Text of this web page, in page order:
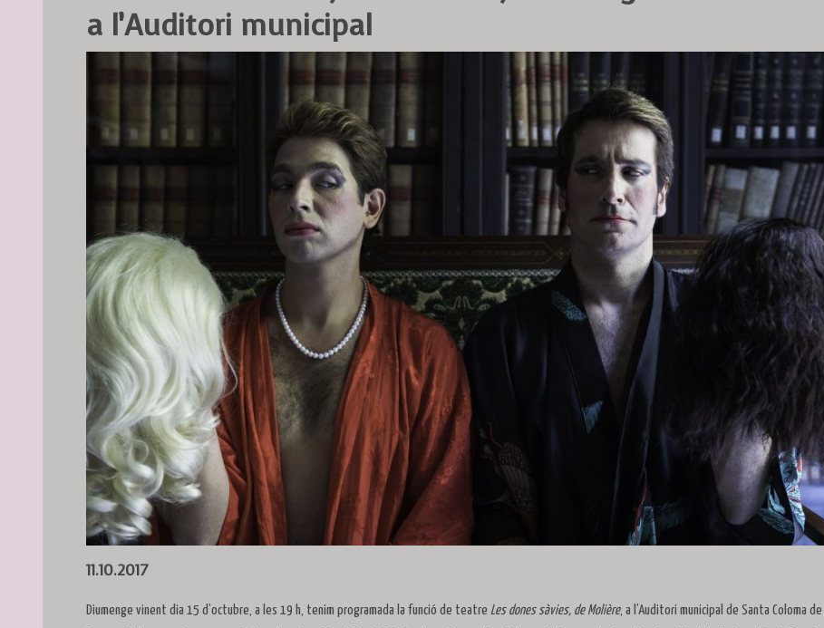
a l’Auditori municipal
11.10.2017
Diumenge vinent dia 15 d’octubre, a les 19 h, tenim programada la funció de teatre Les dones sàvies, de Molière, a l’Auditori municipal de Santa Coloma de